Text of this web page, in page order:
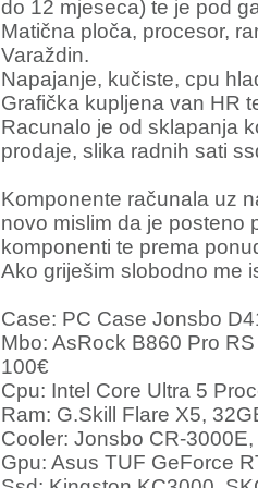
do 12 mjeseca) te je pod
Matična ploča, procesor,
Varaždin.
Napajanje, kučiste, cpu
Grafička kupljena van HR
Racunalo je od sklapanja
prodaje, slika radnih sati
Komponente računala uz
novo mislim da je posteno
komponenti te prema
Ako griješim slobodno me
Case: PC Case Jonsbo
Mbo: AsRock B860 Pro
100€
Cpu: Intel Core Ultra 5
Ram: G.Skill Flare X5,
Cooler: Jonsbo CR-
Gpu: Asus TUF GeForce